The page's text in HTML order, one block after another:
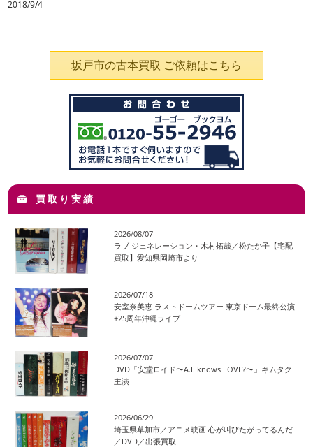
2018/9/4
坂戸市の古本買取 ご依頼はこちら
買取り実績
2026/08/07
ラブ ジェネレーション・木村拓哉／松たか子【宅配
買取】愛知県岡崎市より
2026/07/18
安室奈美恵 ラストドームツアー 東京ドーム最終公演
+25周年沖縄ライブ
2026/07/07
DVD「安堂ロイド〜A.I. knows LOVE?〜」キムタク
主演
2026/06/29
埼玉県草加市／アニメ映画 心が叫びたがってるんだ
／DVD／出張買取